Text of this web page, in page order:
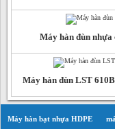
Máy hàn đùn nhựa
Máy hàn đùn LST
Máy hàn bạt nhựa HDPE